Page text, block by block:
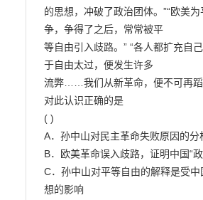
的思想，冲破了政治团体。”“欧美
争，争得了之后，常常被平
等自由引入歧路。” “各人都扩充自
于自由太过，便发生许多
流弊……我们从新革命，便不可再蹈
对此认识正确的是
( )
A．孙中山对民主革命失败原因的分
B．欧美革命误入歧路，证明中国“
C．孙中山对平等自由的解释是受中
想的影响